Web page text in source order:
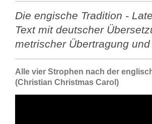
Die engische Tradition -
Text mit deutscher
metrischer Übertragung
Alle vier Strophen nach der
(Christian Christmas Carol)